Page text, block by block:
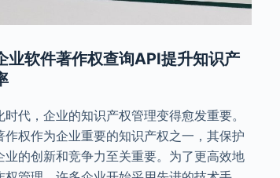
业软件著作权查询API提升知识产
代，企业的知识产权管理变得愈发重要。
作权作为企业重要的知识产权之一，其保护
业的创新和竞争力至关重要。为了更高效地